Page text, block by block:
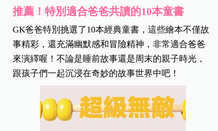
推薦！特別適合爸爸共讀的10本童書
GK爸爸特別挑選了10本經典童書，這些繪本不僅故
事精彩，還充滿幽默感和冒險精神，非常適合爸爸
來演繹喔！不論是睡前故事還是周末的親子時光，
跟孩子們一起沉浸在奇妙的故事世界中吧！